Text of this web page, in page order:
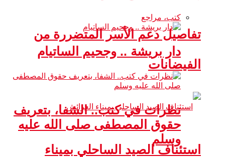
تفاصيل دعم الأسر المتضررة من
الفيضانات
استئناف الصيد الساحلي بميناء
كتب، مراجع
دار بريشة .. وجحيم الساتيام
نظرات في كتب.. الشفا، بتعريف
حقوق المصطفى صلى الله عليه
وسلم